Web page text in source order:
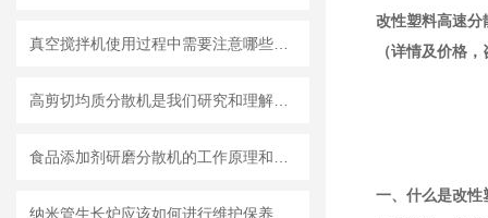
纳米管生长炉应该如何进行维护保养
改性塑料高速分
（详情及价格
一、什么是改性